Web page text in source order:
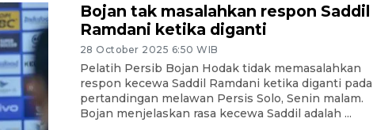
Bojan tak masalahkan respon Saddil
Ramdani ketika diganti
28 October 2025 6:50 WIB
Pelatih Persib Bojan Hodak tidak memasalahkan
respon kecewa Saddil Ramdani ketika diganti pada
pertandingan melawan Persis Solo, Senin malam.
Bojan menjelaskan rasa kecewa Saddil adalah ...